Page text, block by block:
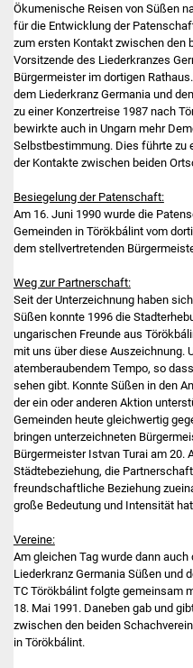
Ökumenische Reisen von Süßen
für die Entwicklung der
zum ersten Kontakt zwischen den
Vorsitzende des Liederkranzes
Bürgermeister im dortigen
dem Liederkranz Germania und
zu einer Konzertreise 1987 nach
bewirkte auch in Ungarn mehr
Selbstbestimmung. Dies führte zu
der Kontakte zwischen beiden
Besiegelung der Patenschaft:
Am 16. Juni 1990 wurde die
Gemeinden in Törökbálint vom
dem stellvertretenden
Weg zur Partnerschaft:
Seit der Unterzeichnung haben
Süßen konnte 1996 die
ungarischen Freunde aus
mit uns über diese Auszeichnung.
atemberaubendem Tempo, so
sehen gibt. Konnte Süßen in den
der ein oder anderen Aktion
Gemeinden heute gleichwertig
bringen unterzeichneten
Bürgermeister Istvan Turai am 20.
Städtebeziehung, die
freundschaftliche Beziehung
große Bedeutung und Intensität
Vereine:
Am gleichen Tag wurde dann
Liederkranz Germania Süßen und
TC Törökbálint folgte gemeinsam
18. Mai 1991. Daneben gab und
zwischen den beiden
in Törökbálint.